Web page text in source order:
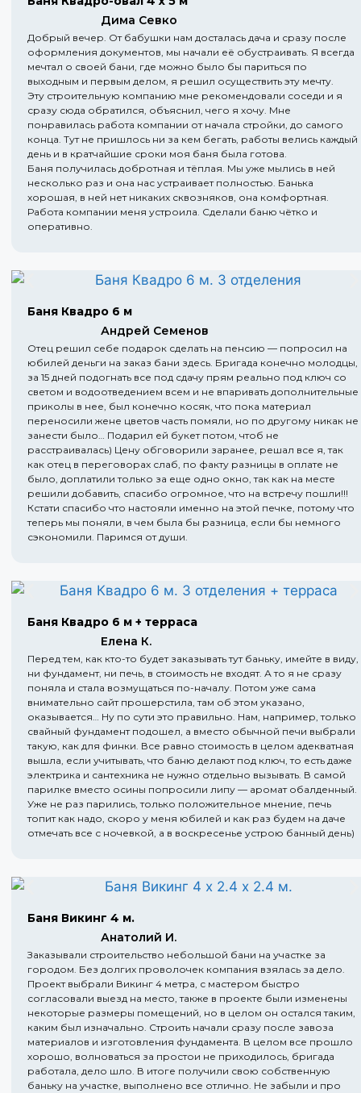
Дима Севко
Добрый вечер. От бабушки нам досталась дача и сразу после
оформления документов, мы начали её обустраивать. Я всегда
мечтал о своей бани, где можно было бы париться по
выходным и первым делом, я решил осуществить эту мечту.
Эту строительную компанию мне рекомендовали соседи и я
сразу сюда обратился, объяснил, чего я хочу. Мне
понравилась работа компании от начала стройки, до самого
конца. Тут не пришлось ни за кем бегать, работы велись каждый
день и в кратчайшие сроки моя баня была готова.
Баня получилась добротная и тёплая. Мы уже мылись в ней
несколько раз и она нас устраивает полностью. Банька
хорошая, в ней нет никаких сквозняков, она комфортная.
Работа компании меня устроила. Сделали баню чётко и
оперативно.
Баня Квадро 6 м
Андрей Семенов
Отец решил себе подарок сделать на пенсию — попросил на
юбилей деньги на заказ бани здесь. Бригада конечно молодцы,
за 15 дней подогнать все под сдачу прям реально под ключ со
светом и водоотведением всем и не впаривать дополнительные
приколы в нее, был конечно косяк, что пока материал
переносили жене цветов часть помяли, но по другому никак не
занести было… Подарил ей букет потом, чтоб не
расстраивалась) Цену обговорили заранее, решал все я, так
как отец в переговорах слаб, по факту разницы в оплате не
было, доплатили только за еще одно окно, так как на месте
решили добавить, спасибо огромное, что на встречу пошли!!!
Кстати спасибо что настояли именно на этой печке, потому что
теперь мы поняли, в чем была бы разница, если бы немного
сэкономили. Паримся от души.
Баня Квадро 6 м + терраса
Елена К.
Перед тем, как кто-то будет заказывать тут баньку, имейте в виду,
ни фундамент, ни печь, в стоимость не входят. А то я не сразу
поняла и стала возмущаться по-началу. Потом уже сама
внимательно сайт прошерстила, там об этом указано,
оказывается… Ну по сути это правильно. Нам, например, только
свайный фундамент подошел, а вместо обычной печи выбрали
такую, как для финки. Все равно стоимость в целом адекватная
вышла, если учитывать, что баню делают под ключ, то есть даже
электрика и сантехника не нужно отдельно вызывать. В самой
парилке вместо осины попросили липу — аромат обалденный.
Уже не раз парились, только положительное мнение, печь
топит как надо, скоро у меня юбилей и как раз будем на даче
отмечать все с ночевкой, а в воскресенье устрою банный день)
Баня Викинг 4 м.
Анатолий И.
Заказывали строительство небольшой бани на участке за
городом. Без долгих проволочек компания взялась за дело.
Проект выбрали Викинг 4 метра, с мастером быстро
согласовали выезд на место, также в проекте были изменены
некоторые размеры помещений, но в целом он остался таким,
каким был изначально. Строить начали сразу после завоза
материалов и изготовления фундамента. В целом все прошло
хорошо, волноваться за простои не приходилось, бригада
работала, дело шло. В итоге получили свою собственную
баньку на участке, выполнено все отлично. Не забыли и про